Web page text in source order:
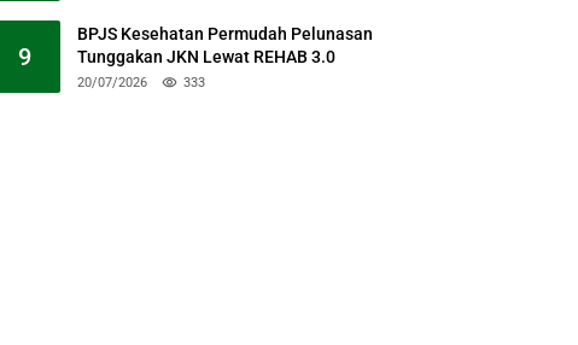
9
BPJS Kesehatan Permudah Pelunasan
Tunggakan JKN Lewat REHAB 3.0
20/07/2026 333